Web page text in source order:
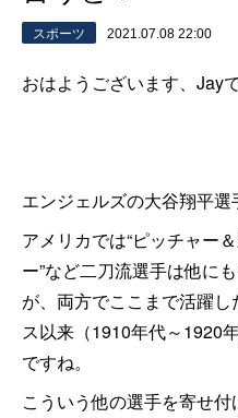
スポーツ 2021.07.08 22:00
おはようございます、Jayで
エンジェルズの大谷翔平選
アメリカでは“ピッチャー
ー”など二刀流選手は他に
が、両方でここまで活躍
ス以来（1910年代～1920
ですね。
こういう他の選手を寄せ